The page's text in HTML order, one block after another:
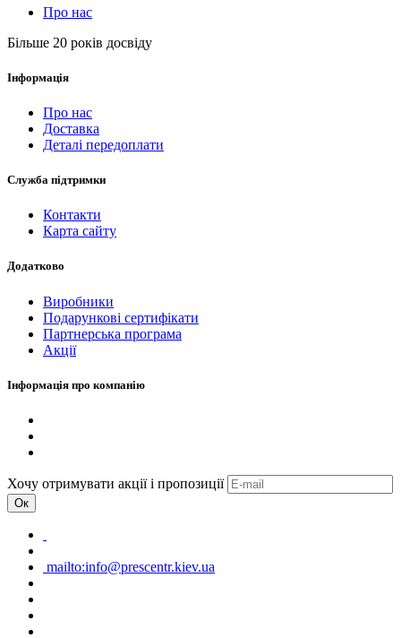
Про нас
Більше 20 років досвіду
Інформація
Про нас
Доставка
Деталі передоплати
Служба підтримки
Контакти
Карта сайту
Додатково
Виробники
Подарункові сертифікати
Партнерська програма
Акції
Інформація про компанію
Хочу отримувати акції і пропозиції
Ок
mailto:info@prescentr.kiev.ua